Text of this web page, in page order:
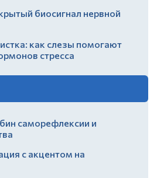
биосигнал нервной
как слезы помогают
стресса
саморефлексии и
с акцентом на